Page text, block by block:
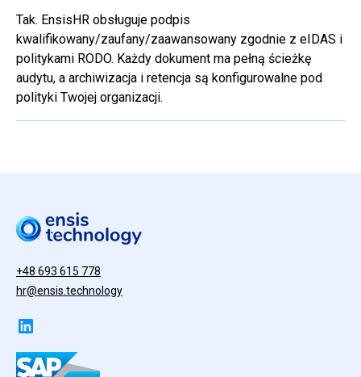
Tak. EnsisHR obsługuje podpis
kwalifikowany/zaufany/zaawansowany zgodnie z eIDAS i
politykami RODO. Każdy dokument ma pełną ścieżkę
audytu, a archiwizacja i retencja są konfigurowalne pod
polityki Twojej organizacji.
+48 693 615 778
hr@ensis.technology